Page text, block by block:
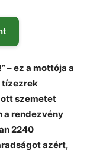
– ez a mottója a
tízezrek
szemetet
a rendezvény
2240
azért,